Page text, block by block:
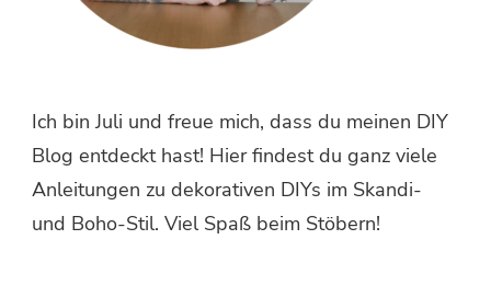
Ich bin Juli und freue mich, dass du meinen DIY
Blog entdeckt hast! Hier findest du ganz viele
Anleitungen zu dekorativen DIYs im Skandi-
und Boho-Stil. Viel Spaß beim Stöbern!